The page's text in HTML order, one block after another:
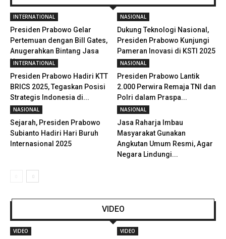
INTERNATIONAL
Presiden Prabowo Gelar
Pertemuan dengan Bill Gates,
Anugerahkan Bintang Jasa
Utama
NASIONAL
Dukung Teknologi Nasional,
Presiden Prabowo Kunjungi
Pameran Inovasi di KSTI 2025
INTERNATIONAL
Presiden Prabowo Hadiri KTT
BRICS 2025, Tegaskan Posisi
Strategis Indonesia di...
NASIONAL
Presiden Prabowo Lantik
2.000 Perwira Remaja TNI dan
Polri dalam Praspa...
NASIONAL
Sejarah, Presiden Prabowo
Subianto Hadiri Hari Buruh
Internasional 2025
NASIONAL
Jasa Raharja Imbau
Masyarakat Gunakan
Angkutan Umum Resmi, Agar
Negara Lindungi...
VIDEO
VIDEO VIDEO